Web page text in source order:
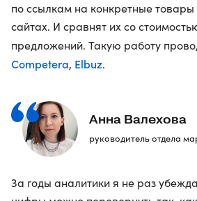
по ссылкам на конкретные
сайтах. И сравнят их со
предложений. Такую работу
Competera, Elbuz.
Анна Валехова
руководитель отдела
За годы аналитики я не раз